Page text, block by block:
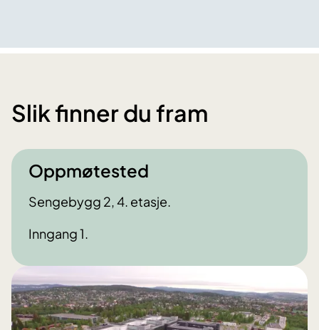
Slik finner du fram
Oppmøtested
Sengebygg 2, 4. etasje.
Inngang 1.